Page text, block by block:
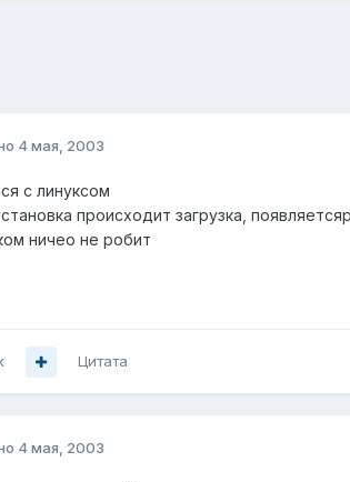
4 мая, 2003
с линуксом
происходит загрузка,
ничео не робит
Цитата
4 мая, 2003